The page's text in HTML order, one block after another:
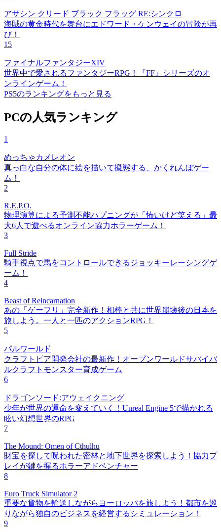
アサシン クリード ブラック フラッグ RE:シンクロ
海賊の黄金時代を舞台にエドワード・ケンウェイの冒険が再
び！
15
ファイナルファンタジーXIV
世界中で愛されるファンタジーRPG！『FF』シリーズのオ
ンラインゲーム！
PS5のランキングをもっと見る
PCの人気ランキング
1
めっちゃカメレオン
真っ白な自分の体に絵を描いて擬態する、かくれんぼゲー
ム！
2
R.E.P.O.
物理演算による予測不能ハプニングが「怖いけど笑える」最
大6人で遊べるオンライン協力ホラーゲーム！
3
Full Stride
騎手視点で馬をコントロールできるジョッキーレーシングゲ
ーム！
4
Beast of Reincarnation
あの「ゲーフリ」完全新作！相棒と共に世界崩壊後の日本を
旅しよう。一人と一匹のアクションRPG！
5
パルワールド
クラフトピア開発会社の最新作！オープンワールドサバイバ
ルクラフトモンスター育成ゲーム
6
ドラゴンソード:アウェイクニング
少年が世界の運命を変えていく！Unreal Engine 5で描かれる
眩い幻想世界のRPG
7
The Mound: Omen of Cthulhu
財宝を探して呪われた密林と地下世界を探索しよう！協力プ
レイが鍵を握るホラーアドベンチャー
8
Euro Truck Simulator 2
重要な貨物を輸送しながらヨーロッパを旅しよう！都市を巡
りながら独自のビジネスを経営するシミュレーション！
9